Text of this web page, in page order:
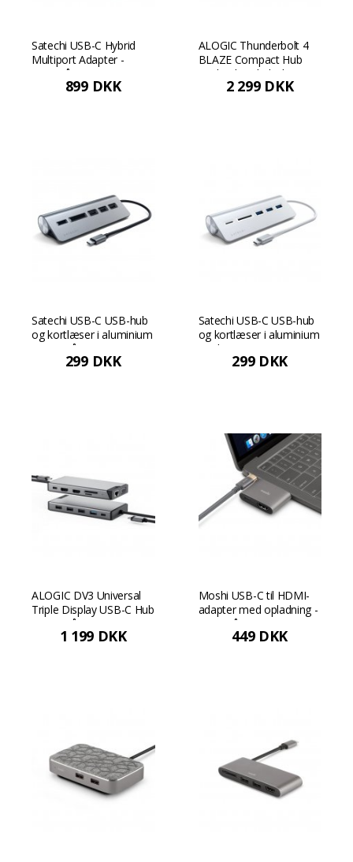
Satechi USB-C Hybrid
Multiport Adapter -
Rumgrå
899 DKK
ALOGIC Thunderbolt 4
BLAZE Compact Hub
Triple Thunderbolt
Outputs - Rumgrå
2 299 DKK
Satechi USB-C USB-hub
og kortlæser i aluminium
- Rumgrå
299 DKK
Satechi USB-C USB-hub
og kortlæser i aluminium
- Sølv
299 DKK
ALOGIC DV3 Universal
Triple Display USB-C Hub
- Rumgrå
1 199 DKK
Moshi USB-C til HDMI-
adapter med opladning -
Titangrå
449 DKK